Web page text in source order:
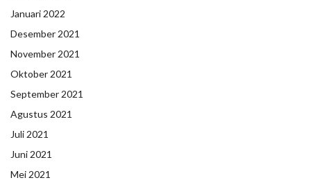
Januari 2022
Desember 2021
November 2021
Oktober 2021
September 2021
Agustus 2021
Juli 2021
Juni 2021
Mei 2021